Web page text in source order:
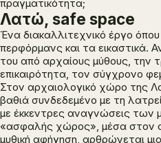
πραγματικότητα;
Λατώ, safe space
Ένα διακαλλιτεχνικό έργο
περφόρμανς και τα εικαστικά.
του από αρχαίους μύθους, την
επικαιρότητα, τον σύγχρονο
Στον αρχαιολογικό χώρο της
βαθιά συνδεδεμένο με τη
με έκκεντρες αναγνώσεις των
«ασφαλής χώρος», μέσα στον
μυθική αφήγηση, αρθρώνεται